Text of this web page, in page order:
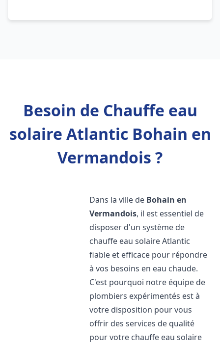
Besoin de Chauffe eau
solaire Atlantic Bohain en
Vermandois ?
Dans la ville de Bohain en
Vermandois, il est essentiel de
disposer d'un système de
chauffe eau solaire Atlantic
fiable et efficace pour répondre
à vos besoins en eau chaude.
C'est pourquoi notre équipe de
plombiers expérimentés est à
votre disposition pour vous
offrir des services de qualité
pour votre chauffe eau solaire